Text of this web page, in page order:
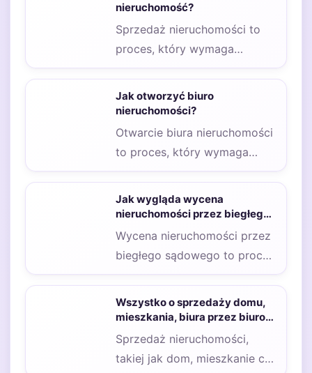
nieruchomość?
Sprzedaż nieruchomości to
proces, który wymaga
staranności i przemyślanej
strategii. W pierwszej
kolejności warto zwrócić…
Jak otworzyć biuro
nieruchomości?
Otwarcie biura nieruchomości
to proces, który wymaga
staranności i przemyślanej
należy zrozumieć,…
Jak wygląda wycena
nieruchomości przez biegłego
sądowego?
Wycena nieruchomości przez
biegłego sądowego to proces,
który wymaga nie tylko
wiedzy merytorycznej, ale
także…
Wszystko o sprzedaży domu,
mieszkania, biura przez biuro
nieruchomości
Sprzedaż nieruchomości,
takiej jak dom, mieszkanie czy